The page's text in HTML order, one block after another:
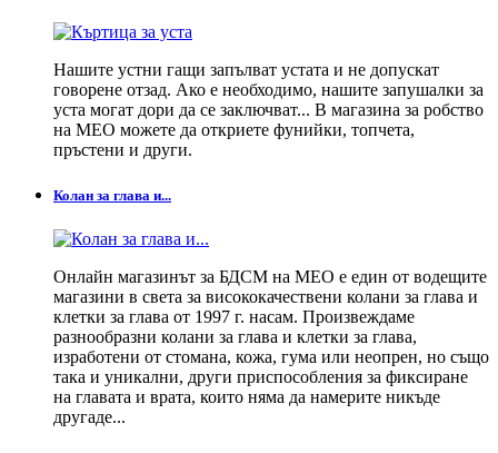
Нашите устни гащи запълват устата и не допускат
говорене отзад. Ако е необходимо, нашите запушалки за
уста могат дори да се заключват... В магазина за робство
на MEO можете да откриете фунийки, топчета,
пръстени и други.
Колан за глава и...
Онлайн магазинът за БДСМ на MEO е един от водещите
магазини в света за висококачествени колани за глава и
клетки за глава от 1997 г. насам. Произвеждаме
разнообразни колани за глава и клетки за глава,
изработени от стомана, кожа, гума или неопрен, но също
така и уникални, други приспособления за фиксиране
на главата и врата, които няма да намерите никъде
другаде...